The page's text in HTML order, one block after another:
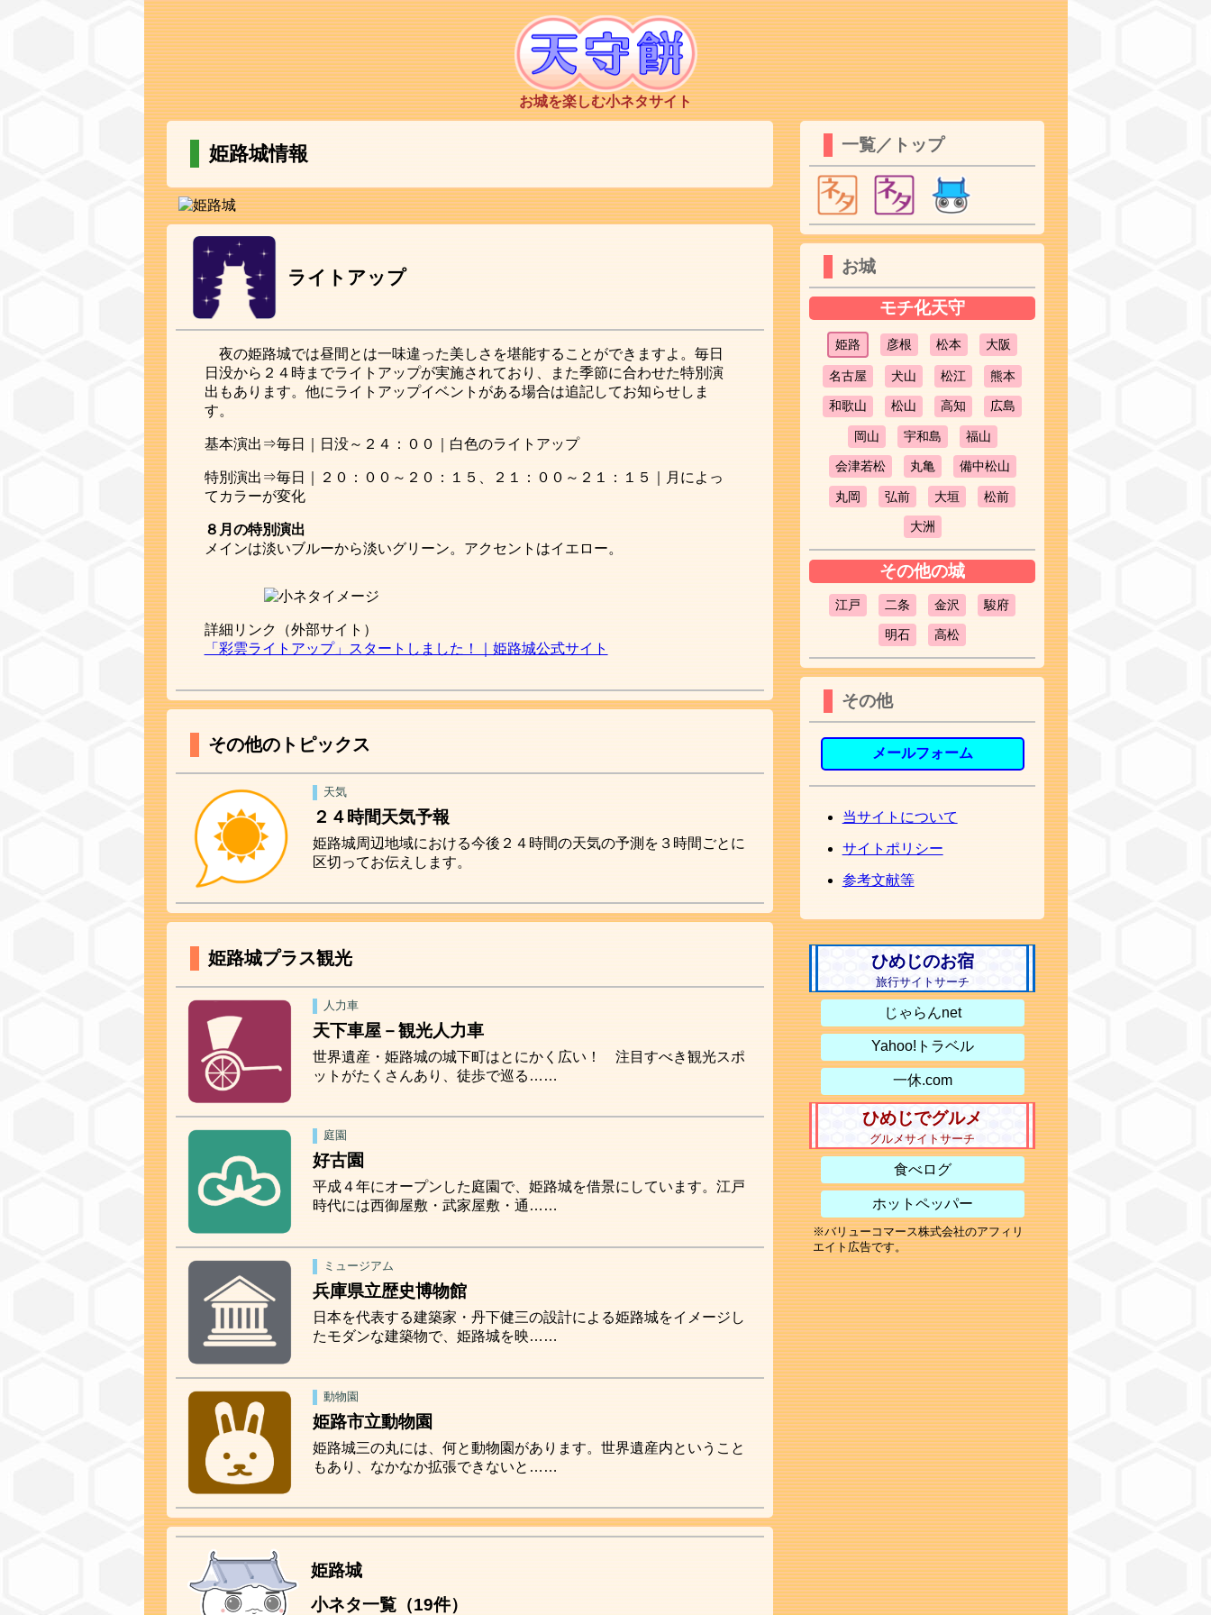
お城を楽しむ小ネタサイト
姫路城情報
ライトアップ
夜の姫路城では昼間とは一味違った美しさを堪能することができますよ。毎日
日没から２４時までライトアップが実施されており、また季節に合わせた特別演
出もあります。他にライトアップイベントがある場合は追記してお知らせしま
す。
基本演出⇒毎日｜日没～２４：００｜白色のライトアップ
特別演出⇒毎日｜２０：００～２０：１５、２１：００～２１：１５｜月によっ
てカラーが変化
８月の特別演出
メインは淡いブルーから淡いグリーン。アクセントはイエロー。
詳細リンク（外部サイト）
「彩雲ライトアップ」スタートしました！｜姫路城公式サイト
その他のトピックス
天気
２４時間天気予報
姫路城周辺地域における今後２４時間の天気の予測を３時間ごとに
区切ってお伝えします。
姫路城プラス観光
人力車
天下車屋－観光人力車
世界遺産・姫路城の城下町はとにかく広い！ 注目すべき観光スポ
ットがたくさんあり、徒歩で巡る……
庭園
好古園
平成４年にオープンした庭園で、姫路城を借景にしています。江戸
時代には西御屋敷・武家屋敷・通……
ミュージアム
兵庫県立歴史博物館
日本を代表する建築家・丹下健三の設計による姫路城をイメージし
たモダンな建築物で、姫路城を映……
動物園
姫路市立動物園
姫路城三の丸には、何と動物園があります。世界遺産内ということ
もあり、なかなか拡張できないと……
姫路城
小ネタ一覧（19件）
一覧／トップ
お城
モチ化天守
姫路 彦根 松本 大阪
名古屋 犬山 松江 熊本
和歌山 松山 高知 広島
岡山 宇和島 福山
会津若松 丸亀 備中松山
丸岡 弘前 大垣 松前
大洲
その他の城
江戸 二条 金沢 駿府
明石 高松
その他
メールフォーム
当サイトについて
サイトポリシー
参考文献等
ひめじのお宿
旅行サイトサーチ
じゃらんnet
Yahoo!トラベル
一休.com
ひめじでグルメ
グルメサイトサーチ
食べログ
ホットペッパー
※バリューコマース株式会社のアフィリ
エイト広告です。